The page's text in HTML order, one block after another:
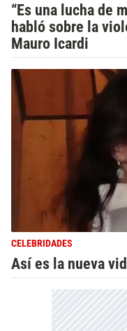
“Es una lucha de
habló sobre la
Mauro Icardi
CELEBRIDADES
Así es la nueva